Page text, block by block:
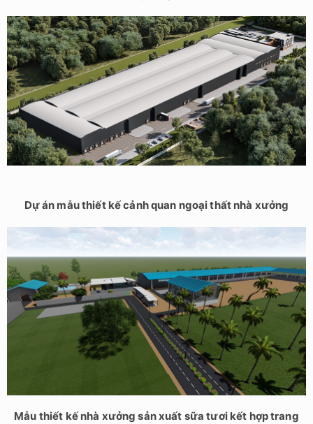
Dự án mẫu thiết kế cảnh quan ngoại thất nhà xưởng
Mẫu thiết kế nhà xưởng sản xuất sữa tươi kết hợp trang